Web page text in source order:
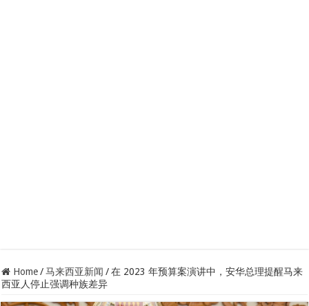
Home / 马来西亚新闻 / 在 2023 年预算案演讲中，安华总理提醒马来
西亚人停止强调种族差异